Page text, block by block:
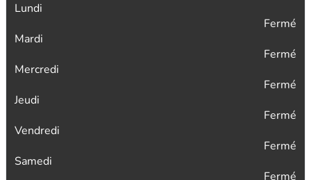
Lundi
Fermé
Mardi
Fermé
Mercredi
Fermé
Jeudi
Fermé
Vendredi
Fermé
Samedi
Fermé